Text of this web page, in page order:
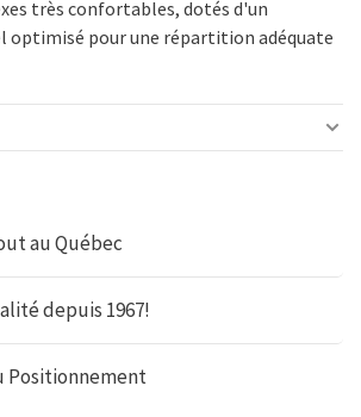
très confortables, dotés d'un
optimisé pour une répartition adéquate
au Québec
depuis 1967!
Positionnement